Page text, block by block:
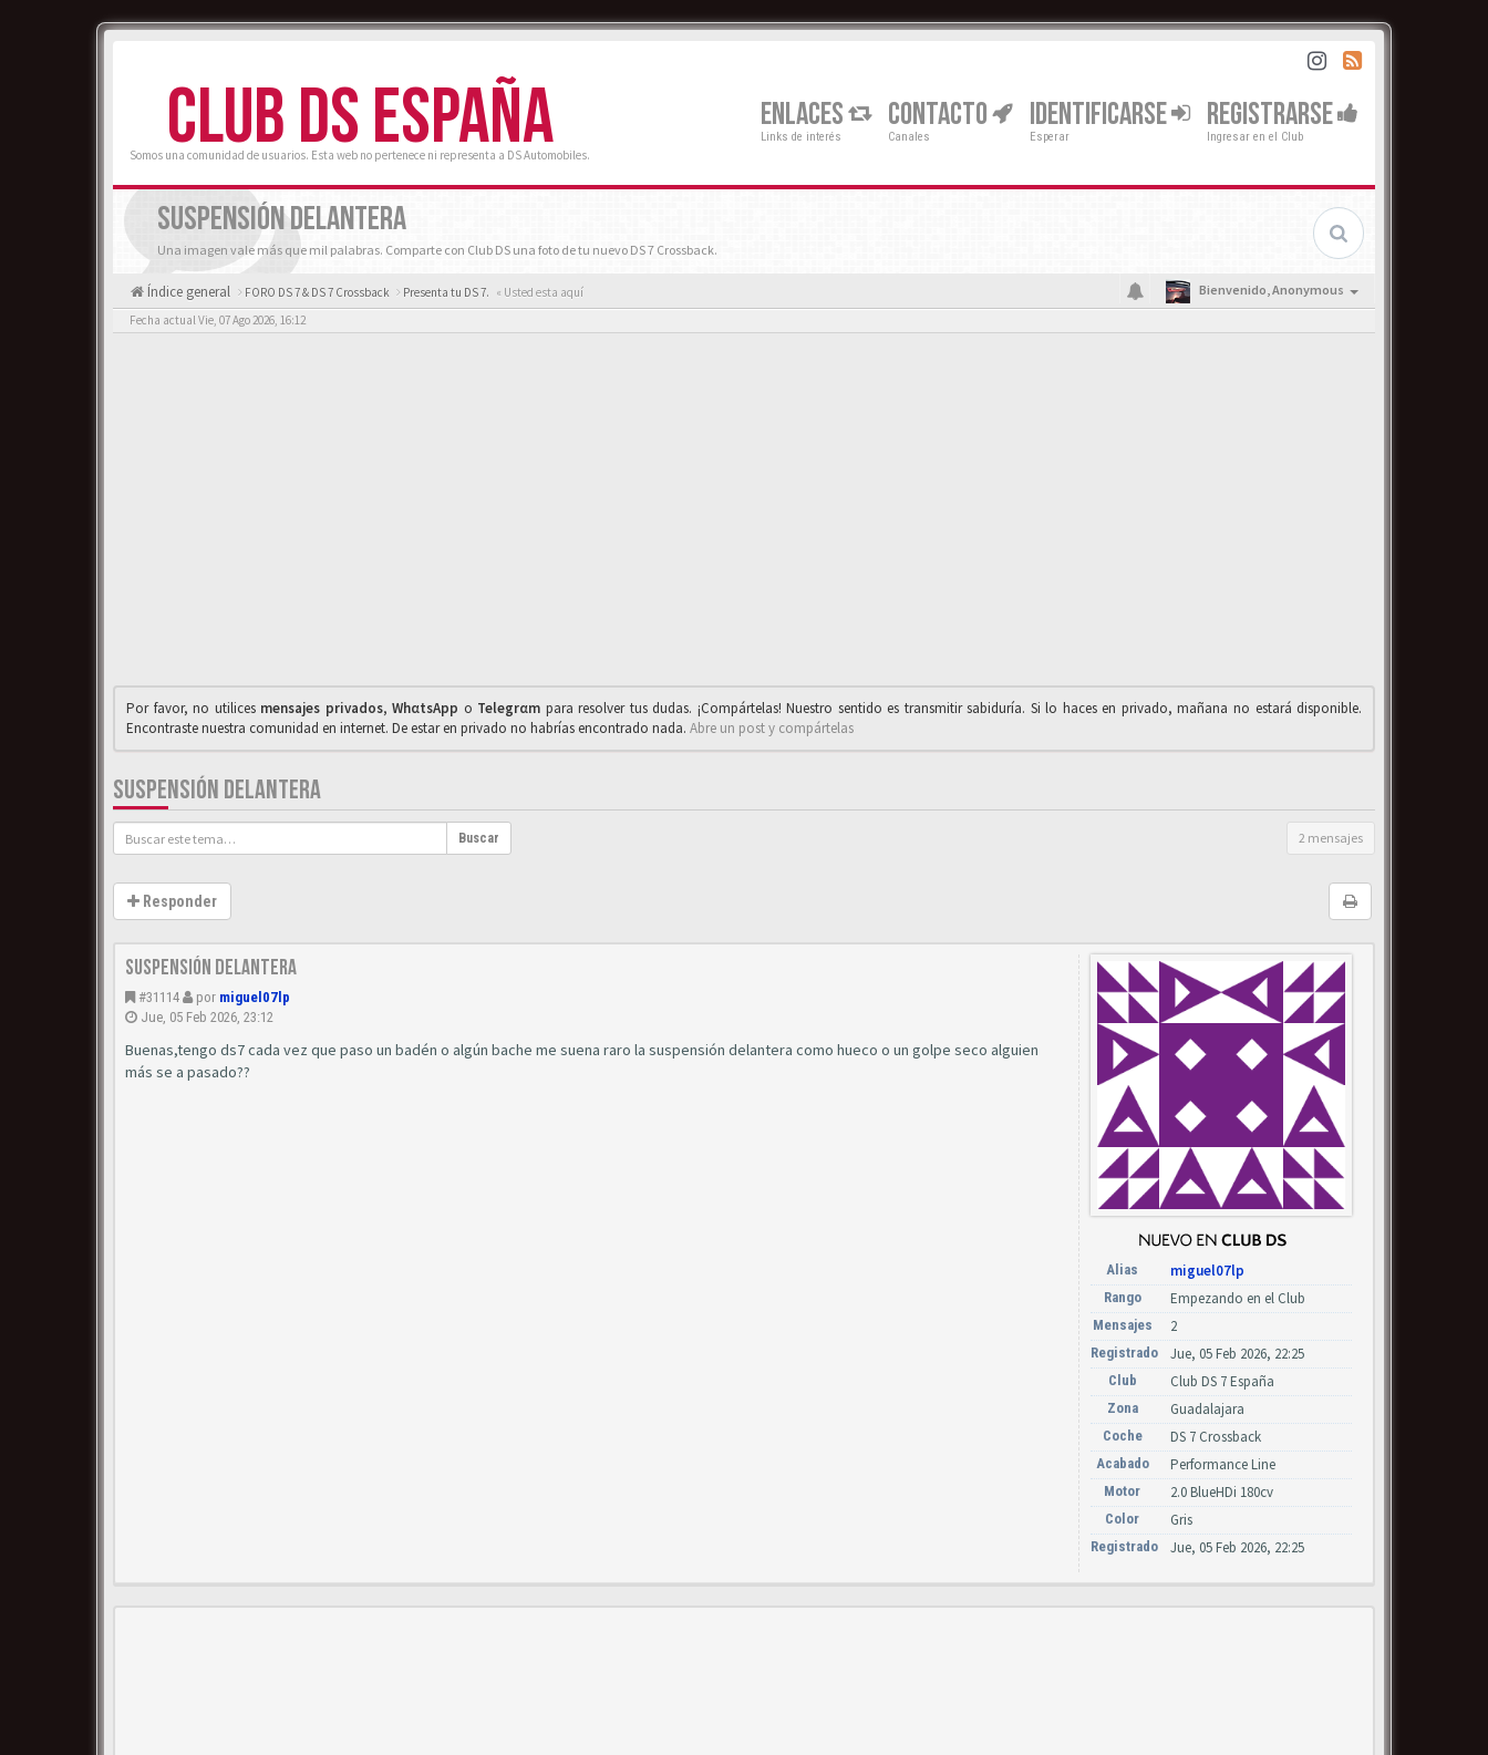
CLUB DS ESPAÑA
Somos una comunidad de usuarios. Esta web no pertenece ni representa a DS Automobiles.
ENLACES
Links de interés
CONTACTO
Canales
IDENTIFICARSE
Esperar
REGISTRARSE
Ingresar en el Club
SUSPENSIÓN DELANTERA
Una imagen vale más que mil palabras. Comparte con Club DS una foto de tu nuevo DS 7 Crossback.
Índice general FORO DS 7 & DS 7 Crossback Presenta tu DS 7. « Usted esta aquí Bienvenido,Anonymous
Fecha actual Vie, 07 Ago 2026, 16:12
Por favor, no utilices mensajes privados,WhαtsApp o Telegrαm para resolver tus dudas. ¡Compártelas! Nuestro sentido es transmitir sabiduría. Si lo haces en privado, mañana no estará disponible.
Encontraste nuestra comunidad en internet. De estar en privado no habrías encontrado nada. Abre un post y compártelas
SUSPENSIÓN DELANTERA
Buscar 2 mensajes
Responder
Suspensión delantera
#31114 por miguel07lp
Jue, 05 Feb 2026, 23:12
Buenas,tengo ds7 cada vez que paso un badén o algún bache me suena raro la suspensión delantera como hueco o un golpe seco alguien
más se a pasado??
Alias miguel07lp
Rango Empezando en el Club
Mensajes 2
Registrado Jue, 05 Feb 2026, 22:25
Club Club DS 7 España
Zona Guadalajara
Coche DS 7 Crossback
Acabado Performance Line
Motor 2.0 BlueHDi 180cv
Color Gris
Registrado Jue, 05 Feb 2026, 22:25